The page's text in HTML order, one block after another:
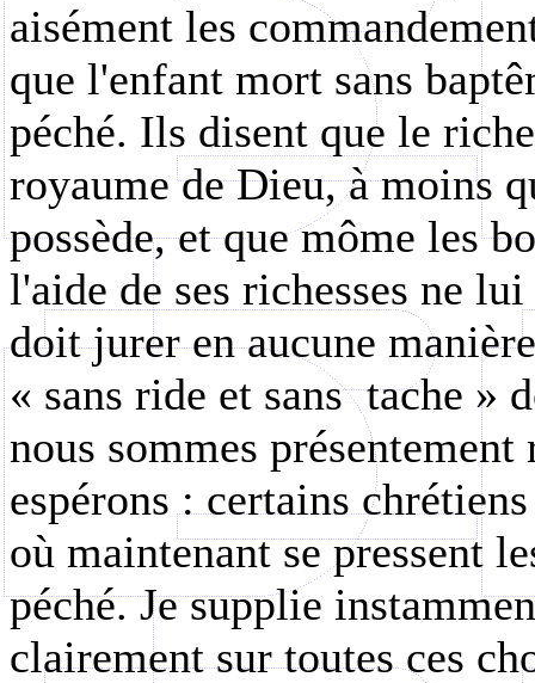
aisément les
que l'enfant mort sans
péché. Ils disent que le
royaume de Dieu, à moins
possède, et que môme les
l'aide de ses richesses ne
doit jurer en aucune
« sans ride et sans tache »
nous sommes
espérons : certains
où maintenant se pressent
péché. Je supplie
clairement sur toutes ces